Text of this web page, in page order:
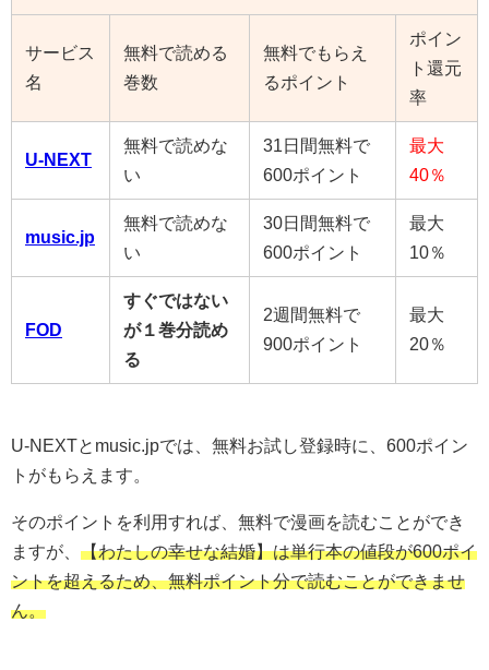
サービス
名
無料で読める
巻数
無料でもらえ
るポイント
ポイン
ト還元
率
U-NEXT
無料で読めな
い
31日間無料で
600ポイント
最大
40％
music.jp
無料で読めな
い
30日間無料で
600ポイント
最大
10％
FOD
すぐではない
が１巻分読め
る
2週間無料で
900ポイント
最大
20％
U-NEXTとmusic.jpでは、無料お試し登録時に、600ポイン
トがもらえます。
そのポイントを利用すれば、無料で漫画を読むことができ
ますが、 【わたしの幸せな結婚】は単行本の値段が600ポイ
ントを超えるため、無料ポイント分で読むことができませ
ん。